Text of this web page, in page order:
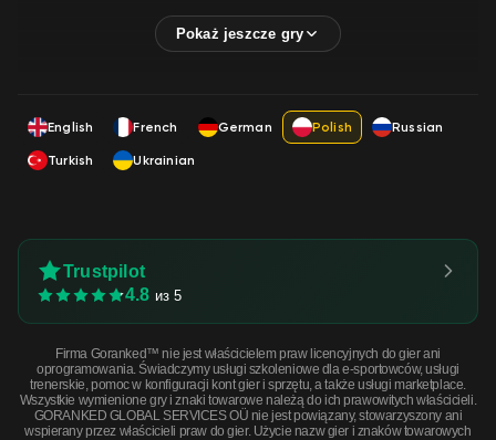
English French German Polish
Russian
Turkish
Ukrainian
Trustpilot
4.8 из 5
Firma Goranked™ nie jest właścicielem praw licencyjnych do gier ani
oprogramowania. Świadczymy usługi szkoleniowe dla e-sportowców, usługi
trenerskie, pomoc w konfiguracji kont gier i sprzętu, a także usługi marketplace.
Wszystkie wymienione gry i znaki towarowe należą do ich prawowitych właścicieli.
GORANKED GLOBAL SERVICES OÜ nie jest powiązany, stowarzyszony ani
wspierany przez właścicieli praw do gier. Użycie nazw gier i znaków towarowych